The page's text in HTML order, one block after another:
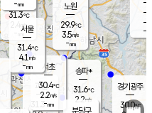
과천
31.3℃
경기광주
30.0℃
-
-m/
-
31.3℃
2.4 m/s
- mm
노원
29.9℃
3.5m/s
-mm
송파*
31.6℃
2.2m/s
-mm
서초
30.4℃
2.2m/s
-mm
분당구
-mm
서울
31.4℃
4.1 m/s
-mm